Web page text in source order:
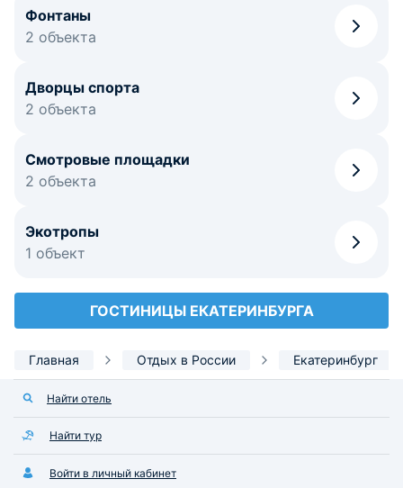
Фонтаны
2 объекта
Дворцы спорта
2 объекта
Смотровые площадки
2 объекта
Экотропы
1 объект
ГОСТИНИЦЫ ЕКАТЕРИНБУРГА
Главная Отдых в России Екатеринбург
Найти отель
Найти тур
Войти в личный кабинет